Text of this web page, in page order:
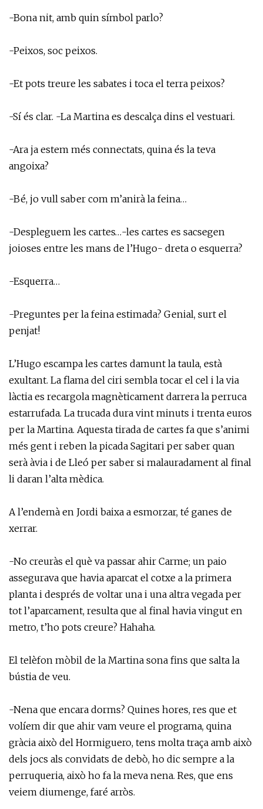
-Bona nit, amb quin símbol parlo?
-Peixos, soc peixos.
-Et pots treure les sabates i toca el terra peixos?
-Sí és clar. -La Martina es descalça dins el vestuari.
-Ara ja estem més connectats, quina és la teva
angoixa?
-Bé, jo vull saber com m’anirà la feina…
-Despleguem les cartes…-les cartes es sacsegen
joioses entre les mans de l’Hugo- dreta o esquerra?
-Esquerra…
-Preguntes per la feina estimada? Genial, surt el
penjat!
L’Hugo escampa les cartes damunt la taula, està
exultant. La flama del ciri sembla tocar el cel i la via
làctia es recargola magnèticament darrera la perruca
estarrufada. La trucada dura vint minuts i trenta euros
per la Martina. Aquesta tirada de cartes fa que s’animi
més gent i reben la picada Sagitari per saber quan
serà àvia i de Lleó per saber si malauradament al final
li daran l’alta mèdica.
A l’endemà en Jordi baixa a esmorzar, té ganes de
xerrar.
-No creuràs el què va passar ahir Carme; un paio
assegurava que havia aparcat el cotxe a la primera
planta i després de voltar una i una altra vegada per
tot l’aparcament, resulta que al final havia vingut en
metro, t’ho pots creure? Hahaha.
El telèfon mòbil de la Martina sona fins que salta la
bústia de veu.
-Nena que encara dorms? Quines hores, res que et
volíem dir que ahir vam veure el programa, quina
gràcia això del Hormiguero, tens molta traça amb això
dels jocs als convidats de debò, ho dic sempre a la
perruqueria, això ho fa la meva nena. Res, que ens
veiem diumenge, faré arròs.